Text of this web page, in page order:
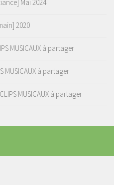
Mai 2024
2020
MUSICAUX à partager
MUSICAUX à partager
MUSICAUX à partager